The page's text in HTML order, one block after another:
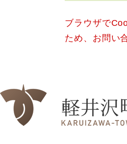
ブラウザで
ため、お問い